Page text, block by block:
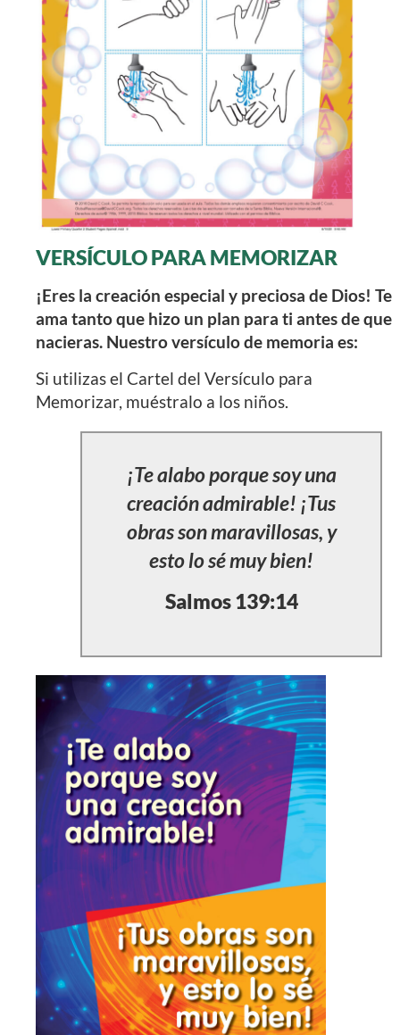
VERSÍCULO PARA MEMORIZAR
¡Eres la creación especial y preciosa de Dios! Te
ama tanto que hizo un plan para ti antes de que
nacieras. Nuestro versículo de memoria es:
Si utilizas el Cartel del Versículo para
Memorizar, muéstralo a los niños.
¡Te alabo porque soy una
creación admirable! ¡Tus
obras son maravillosas, y
esto lo sé muy bien!
Salmos 139:14